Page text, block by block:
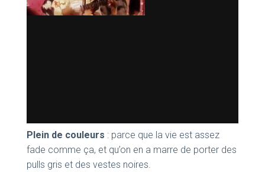
Plein de couleurs : parce que la vie est assez
fade comme ça, et qu’on en a marre de porter des
pulls gris et des vestes noires.